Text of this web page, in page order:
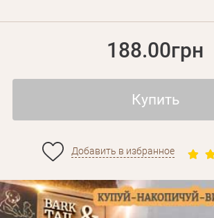
188.00грн
Купить
Добавить в избранное
Личные данные